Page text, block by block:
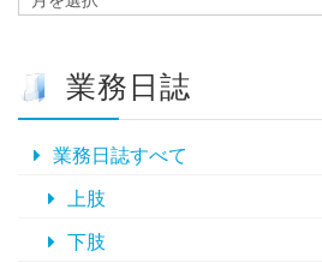
別
カ
業務日誌
業務日誌すべて
上肢
下肢